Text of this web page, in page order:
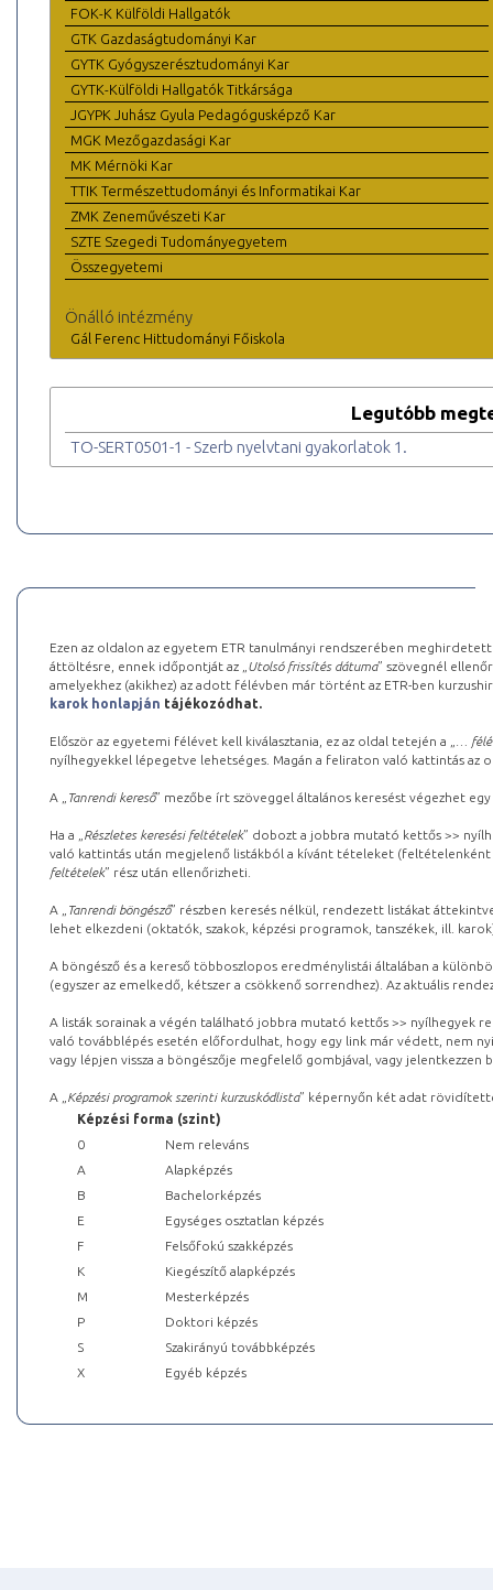
FOK-K Külföldi Hallgatók
GTK Gazdaságtudományi Kar
GYTK Gyógyszerésztudományi Kar
GYTK-Külföldi Hallgatók Titkársága
JGYPK Juhász Gyula Pedagógusképző Kar
MGK Mezőgazdasági Kar
MK Mérnöki Kar
TTIK Természettudományi és Informatikai Kar
ZMK Zeneművészeti Kar
SZTE Szegedi Tudományegyetem
Összegyetemi
Önálló intézmény
Gál Ferenc Hittudományi Főiskola
Legutóbb
TO-SERT0501-1 - Szerb nyelvtani gyakorlatok 1.
Ezen az oldalon az egyetem ETR tanulmányi rendszerében
áttöltésre, ennek időpontját az „ Utolsó frissítés dátuma” szövegnél
amelyekhez (akikhez) az adott félévben már történt az ETR-ben
karok honlapján tájékozódhat.
Először az egyetemi félévet kell kiválasztania, ez az oldal tetején a „
…
nyílhegyekkel lépegetve lehetséges. Magán a feliraton való kattintás az
A „ Tanrendi kereső” mezőbe írt szöveggel általános keresést végezhet
Ha a „ Részletes keresési feltételek” dobozt a jobbra mutató kettős >>
való kattintás után megjelenő listákból a kívánt tételeket (feltételenként
feltételek” rész után ellenőrizheti.
A „ Tanrendi böngésző” részben keresés nélkül, rendezett listákat
lehet elkezdeni (oktatók, szakok, képzési programok, tanszékek, ill.
A böngésző és a kereső többoszlopos eredménylistái általában a
(egyszer az emelkedő, kétszer a csökkenő sorrendhez). Az aktuális
A listák sorainak a végén található jobbra mutató kettős >> nyílhegyek
való továbblépés esetén előfordulhat, hogy egy link már védett, nem
vagy lépjen vissza a böngészője megfelelő gombjával, vagy
A „ Képzési programok szerinti kurzuskódlista” képernyőn két adat
Képzési forma (szint)
0
Nem releváns
A
Alapképzés
B
Bachelorképzés
E
Egységes osztatlan képzés
F
Felsőfokú szakképzés
K
Kiegészítő alapképzés
M
Mesterképzés
P
Doktori képzés
S
Szakirányú továbbképzés
X
Egyéb képzés